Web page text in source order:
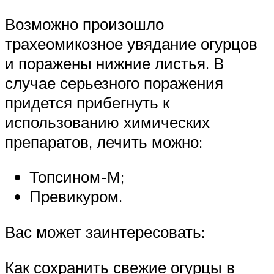
Возможно произошло
трахеомикозное увядание огурцов
и поражены нижние листья. В
случае серьезного поражения
придется прибегнуть к
использованию химических
препаратов, лечить можно:
Топсином-М;
Превикуром.
Вас может заинтересовать:
Как сохранить свежие огурцы в